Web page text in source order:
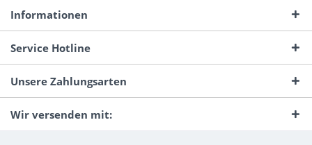
Informationen
Service Hotline
Unsere Zahlungsarten
Wir versenden mit: